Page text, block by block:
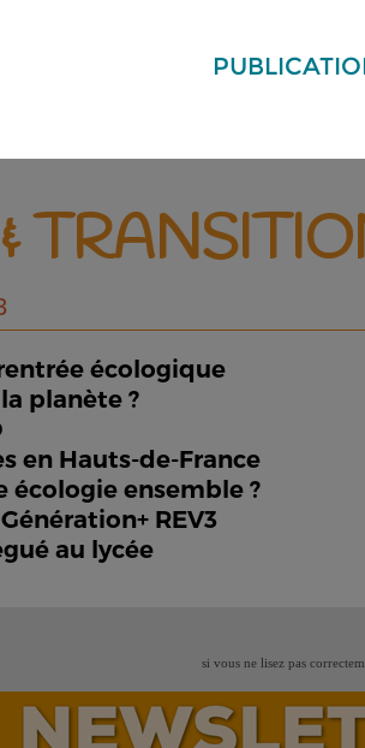
écologique
planète ?
en Hauts-de-France
écologie ensemble ?
REV3
au lycée
si vous ne lisez pas